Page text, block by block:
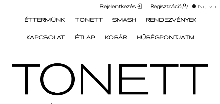
Bejelentkezés Regisztráció Nyitva
ÉTTERMÜNK TONETT SMASH RENDEZVÉNYEK
KAPCSOLAT ÉTLAP KOSÁR HŰSÉGPONTJAIM